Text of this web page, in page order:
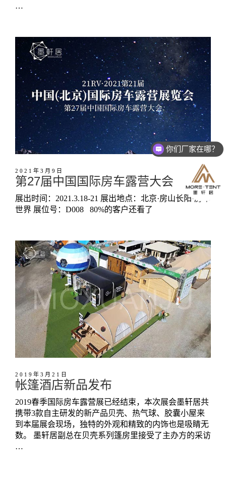
…
2021年3月9日
第27届中国国际房车露营大会
展出时间：2021.3.18-21 展出地点：北京·房山长阳·房车
世界 展位号：D008 80%的客户还看了
2019年3月21日
帐篷酒店新品发布
2019春季国际房车露营展已经结束，本次展会墨轩居共
携带3款自主研发的新产品贝壳、热气球、胶囊小屋来
到本届展会现场，独特的外观和精致的内饰也是吸睛无
数。 墨轩居副总在贝壳系列篷房里接受了主办方的采访
…
你们厂家在哪？